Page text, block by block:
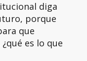
diga
porque
que
es lo que